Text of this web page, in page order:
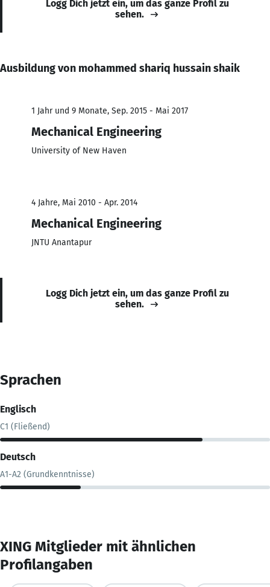
Logg Dich jetzt ein, um das ganze Profil zu
sehen.
Ausbildung von mohammed shariq hussain shaik
1 Jahr und 9 Monate, Sep. 2015 - Mai 2017
Mechanical Engineering
University of New Haven
4 Jahre, Mai 2010 - Apr. 2014
Mechanical Engineering
JNTU Anantapur
Logg Dich jetzt ein, um das ganze Profil zu
sehen.
Sprachen
Englisch
C1 (Fließend)
Deutsch
A1-A2 (Grundkenntnisse)
XING Mitglieder mit ähnlichen
Profilangaben